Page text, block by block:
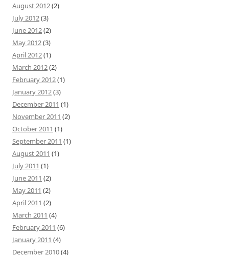
August 2012(2)
July 2012(3)
June 2012(2)
May 2012(3)
April 2012(1)
March 2012(2)
February 2012(1)
January 2012(3)
December 2011 (1)
November 2011 (2)
October 2011 (1)
September 2011 (1)
August 2011 (1)
July 2011 (1)
June 2011 (2)
May 2011 (2)
April 2011 (2)
March 2011 (4)
February 2011 (6)
January 2011 (4)
December 2010(4)